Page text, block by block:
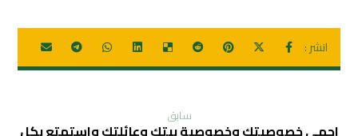
سابق
احمي خصوصيتك وخصوصية بيتك وعائلتك واستمتع بكل